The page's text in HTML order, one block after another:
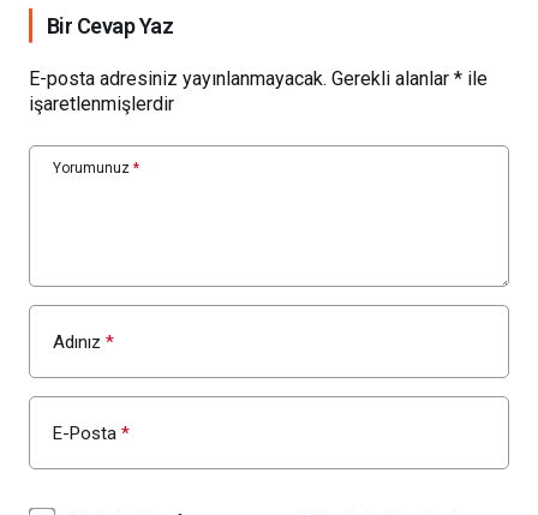
Bir Cevap Yaz
E-posta adresiniz yayınlanmayacak. Gerekli alanlar * ile
işaretlenmişlerdir
Yorumunuz *
Adınız *
E-Posta *